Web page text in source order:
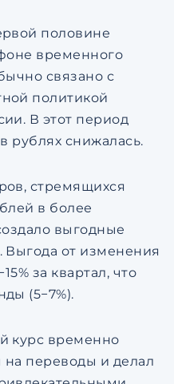
половине
временного
связано с
политикой
В этот период
рублях снижалась.
стремящихся
в более
выгодные
Выгода от изменения
15% за квартал, что
(5−7%).
курс временно
переводы и делал